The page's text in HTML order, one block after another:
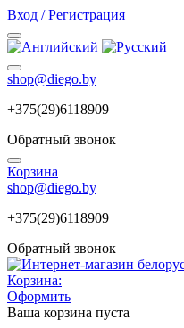
Вход / Регистрация
shop@diego.by
+375(29)6118909
Обратный звонок
Корзина
shop@diego.by
+375(29)6118909
Обратный звонок
Корзина:
Оформить
Ваша корзина пуста